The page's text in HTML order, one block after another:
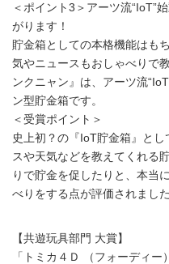
＜ポイント3＞アーツ流“IoT”
がります！
貯金箱としての本格機能はも
気やニュースもおしゃべりで
ンクニャン』は、アーツ流
ン型貯金箱です。
＜受賞ポイント＞
史上初？の『IoT貯金箱』と
スや天気などを教えてくれ
りで貯金を促したりと、本当
べりをする点が評価されました
【共遊玩具部門 大賞】
「トミカ４Ｄ （フォーディー